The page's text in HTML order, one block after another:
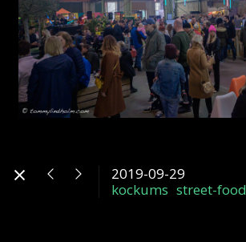
2019-09-29
kockums street-food